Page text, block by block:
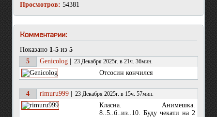
Просмотров: 54381
Комментарии:
Показано 1-5 из 5
5
Genicolog 23 Декабря 2025г. в 21ч. 36мин.
Отсосин кончился
4 rimuru999 23 Декабря 2025г. в 15ч. 57мин.
Класна. Анимешка.
8..5..б..из..10. Буду чекати на 2